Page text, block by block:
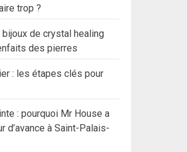
trop ?
de crystal healing
des pierres
: les étapes clés pour
: pourquoi Mr House a
d’avance à Saint-Palais-